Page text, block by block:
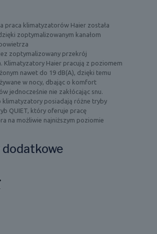
praca klimatyzatorów Haier została
zoptymalizowanym kanałom
zoptymalizowany przekrój
Klimatyzatory Haier pracują z poziomem
nawet do 19 dB(A), dzięki temu
w nocy, dbając o komfort
jednocześnie nie zakłócając snu.
klimatyzatory posiadają różne tryby
QUIET, który oferuje pracę
na możliwie najniższym poziomie
dodatkowe